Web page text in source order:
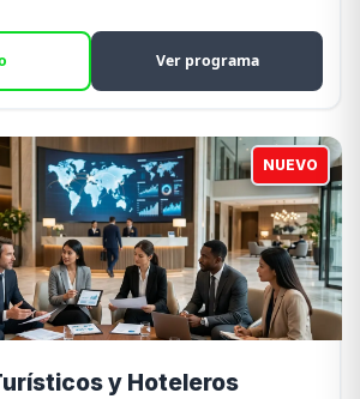
Ver programa
NUEVO
y Hoteleros